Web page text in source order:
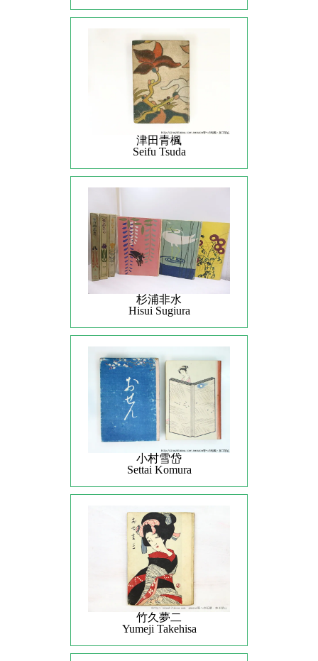
津田青楓
Seifu Tsuda
杉浦非水
Hisui Sugiura
小村雪岱
Settai Komura
竹久夢二
Yumeji Takehisa